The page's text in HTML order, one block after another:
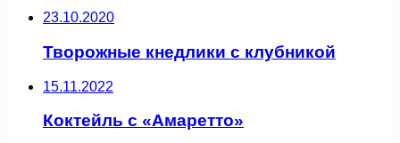
23.10.2020
Творожные кнедлики с клубникой
15.11.2022
Коктейль с «Амаретто»